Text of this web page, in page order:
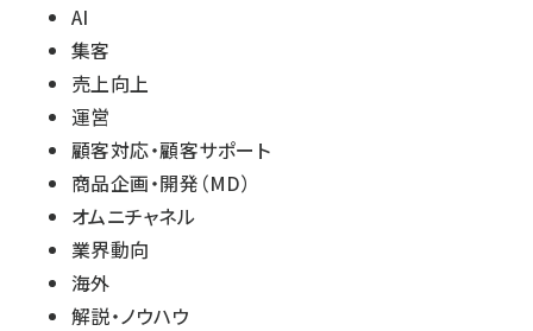
AI
集客
売上向上
運営
顧客対応・顧客サポート
商品企画・開発（MD）
オムニチャネル
業界動向
海外
解説・ノウハウ